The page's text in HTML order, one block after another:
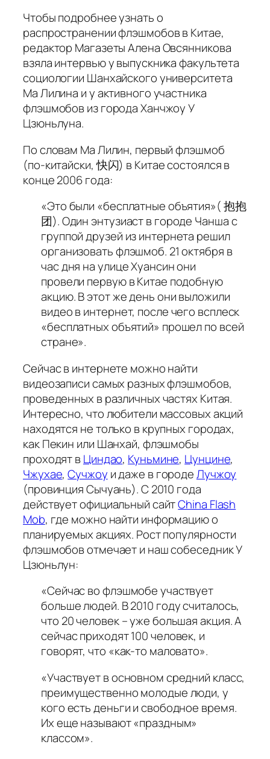
Чтобы подробнее узнать о
распространении флэшмобов в Китае,
редактор Магазеты Алена Овсянникова
взяла интервью у выпускника факультета
социологии Шанхайского университета
Ма Лилина и у активного участника
флэшмобов из города Ханчжоу У
Цзюньлуна.
По словам Ма Лилин, первый флэшмоб
(по-китайски, 快闪) в Китае состоялся в
конце 2006 года:
«Это были «бесплатные объятия»( 抱抱
团). Один энтузиаст в городе Чанша с
группой друзей из интернета решил
организовать флэшмоб. 21 октября в
час дня на улице Хуансин они
провели первую в Китае подобную
акцию. В этот же день они выложили
видео в интернет, после чего всплеск
«бесплатных объятий» прошел по всей
стране».
Сейчас в интернете можно найти
видеозаписи самых разных флэшмобов,
проведенных в различных частях Китая.
Интересно, что любители массовых акций
находятся не только в крупных городах,
как Пекин или Шанхай, флэшмобы
проходят вЦиндао, Куньмине, Цунцине,
Чжухае,Сучжоу и даже в городеЛучжоу
(провинция Сычуань). С 2010 года
действует официальный сайтChina Flash
Mob, где можно найти информацию о
планируемых акциях. Рост популярности
флэшмобов отмечает и наш собеседник У
Цзюньлун:
«Сейчас во флэшмобе участвует
больше людей. В 2010 году считалось,
что 20 человек – уже большая акция. А
сейчас приходят 100 человек, и
говорят, что «как-то маловато».
«Участвует в основном средний класс,
преимущественно молодые люди, у
кого есть деньги и свободное время.
Их еще называют «праздным»
классом».